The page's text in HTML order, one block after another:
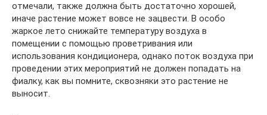
отмечали, также должна быть достаточно хорошей,
иначе растение может вовсе не зацвести. В особо
жаркое лето снижайте температуру воздуха в
помещении с помощью проветривания или
использования кондиционера, однако поток воздуха при
проведении этих мероприятий не должен попадать на
фиалку, как вы помните, сквозняки это растение не
выносит.